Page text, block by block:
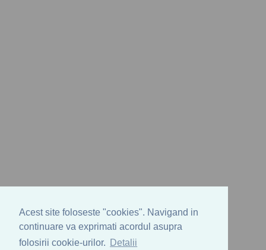
Acest site foloseste "cookies". Navigand in
continuare va exprimati acordul asupra
folosirii cookie-urilor.
Detalii